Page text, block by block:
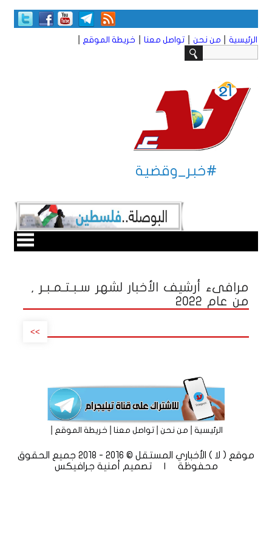
الرئيسية من نحن تواصل معنا خريطة الموقع
#خبر_وقضية
مرافىء أرشيف الأخبار لشهر سـبـتـمـبـر ,
من عام 2022
>>
الرئيسية|من نحن|تواصل معنا|خريطة الموقع
موقع ( لا ) الأخباري المستقل © 2016 - 2018 جميع الحقوق
محفوظة | تصميم
أمنية جرافيكس